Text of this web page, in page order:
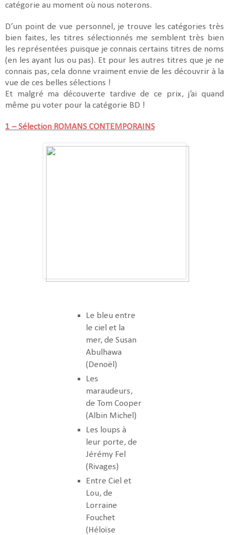
catégorie au moment où nous noterons.
D’un point de vue personnel, je trouve les catégories très
bien faites, les titres sélectionnés me semblent très bien
les représentées puisque je connais certains titres de noms
(en les ayant lus ou pas). Et pour les autres titres que je ne
connais pas, cela donne vraiment envie de les découvrir à la
vue de ces belles sélections !
Et malgré ma découverte tardive de ce prix, j’ai quand
même pu voter pour la catégorie BD !
1 – Sélection ROMANS CONTEMPORAINS
Le bleu entre
le ciel et la
mer, de Susan
Abulhawa
(Denoël)
Les
maraudeurs,
de Tom Cooper
(Albin Michel)
Les loups à
leur porte, de
Jérémy Fel
(Rivages)
Entre Ciel et
Lou, de
Lorraine
Fouchet
(Héloïse